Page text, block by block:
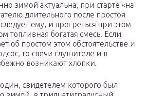
зимой актуальна, при старте «на
длительного после простоя
ему, и прогреться при этом
топливная богатая смесь. Если
об простом этом обстоятельстве и
то свечи глушителе и в
возникают хлопки.
свидетелем которого был